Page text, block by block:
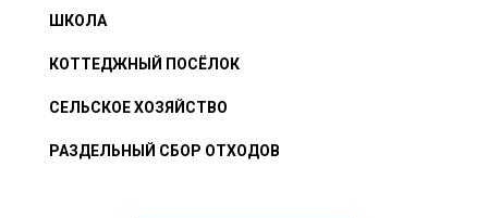
ШКОЛА
КОТТЕДЖНЫЙ ПОСЁЛОК
СЕЛЬСКОЕ ХОЗЯЙСТВО
РАЗДЕЛЬНЫЙ СБОР ОТХОДОВ